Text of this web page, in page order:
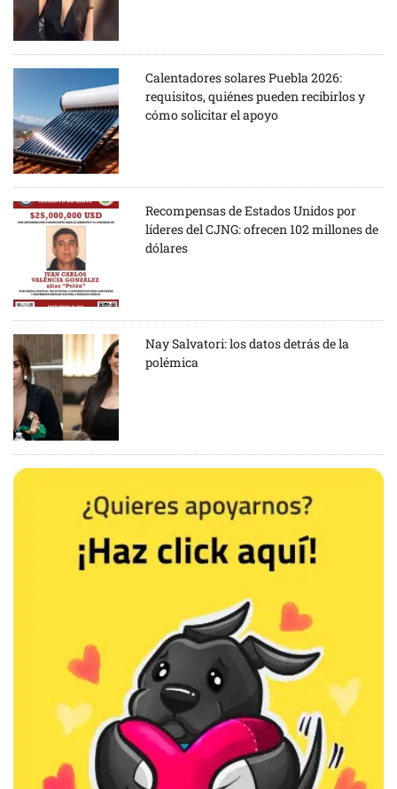
Calentadores solares Puebla 2026:
requisitos, quiénes pueden recibirlos y
cómo solicitar el apoyo
Recompensas de Estados Unidos por
líderes del CJNG: ofrecen 102 millones de
dólares
Nay Salvatori: los datos detrás de la
polémica